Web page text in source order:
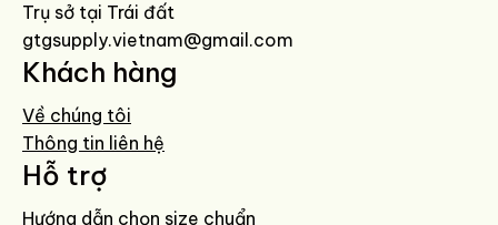
Trụ sở tại Trái đất
gtgsupply.vietnam@gmail.com
Khách hàng
Về chúng tôi
Thông tin liên hệ
Hỗ trợ
Hướng dẫn chọn size chuẩn